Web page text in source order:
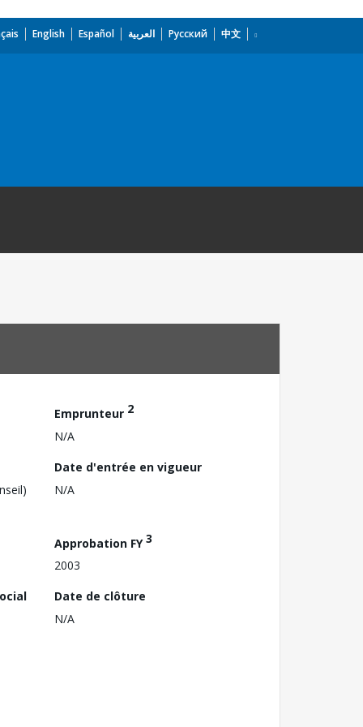
English Español العربية Русский 中文
Emprunteur 2
N/A
Date d'entrée en vigueur
N/A
Approbation FY3
2003
Date de clôture
N/A